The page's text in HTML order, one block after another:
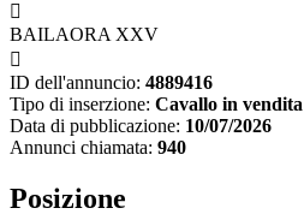

BAILAORA XXV

ID dell'annuncio: 4889416
Tipo di inserzione: Cavallo in vendita
Data di pubblicazione: 10/07/2026
Annunci chiamata: 940
Posizione